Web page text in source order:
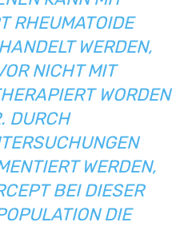
RHEUMATOIDE
WERDEN,
NICHT MIT
WORDEN
DURCH
WERDEN,
BEI DIESER
DIE